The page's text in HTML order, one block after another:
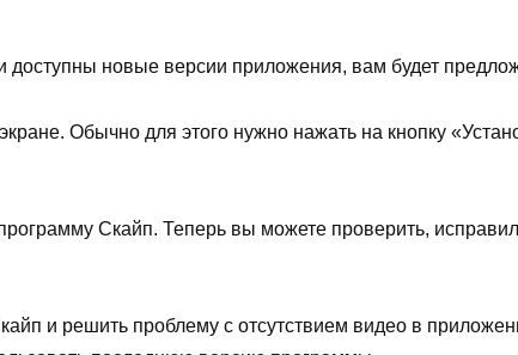
новые версии приложения, вам будет
Обычно для этого нужно нажать на кнопку
Скайп. Теперь вы можете проверить,
и решить проблему с отсутствием видео в